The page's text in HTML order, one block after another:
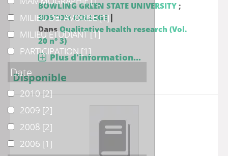
BOWLING GREEN STATE UNIVERSITY;
BOSTON COLLEGE |
DansQualitative health research (Vol.
20 n° 3)
Plus d'information...
Disponible
MILIEU DEFAVORISE
MILIEU DEFAVORISE[1]
MILIEU ETUDIANT
MILIEU ETUDIANT[1]
PARTICIPATION
PARTICIPATION[1]
Date
20102010 [2]
20092009 [2]
20082008 [2]
20062006 [1]